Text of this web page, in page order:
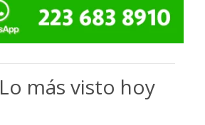
Lo más visto hoy